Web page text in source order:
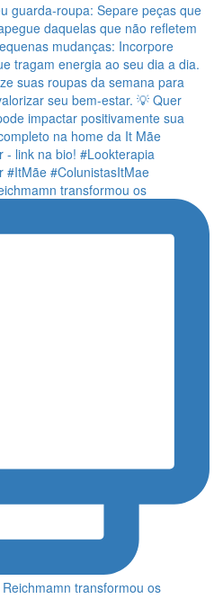
transformou os